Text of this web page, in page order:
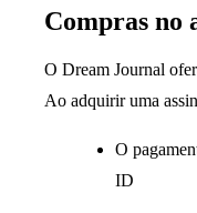
Compras no
O Dream Journal
Ao adquirir uma
O
ID